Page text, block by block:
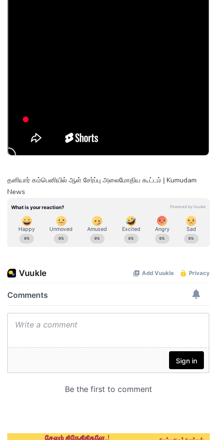
தனியார் கம்பெனியில் ஆள் சேர்ப்பு அலைமோதிய கூட்டம் | Kumudam
News